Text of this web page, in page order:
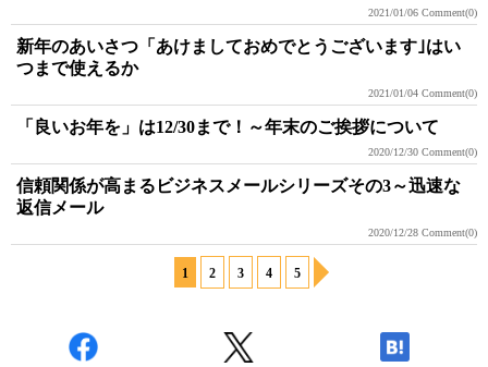
2021/01/06 Comment(0)
新年のあいさつ「あけましておめでとうございます｣はい
つまで使えるか
2021/01/04 Comment(0)
「良いお年を」は12/30まで！～年末のご挨拶について
2020/12/30 Comment(0)
信頼関係が高まるビジネスメールシリーズその3～迅速な
返信メール
2020/12/28 Comment(0)
1 2 3 4 5